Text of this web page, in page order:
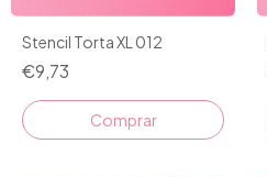
Stencil Torta XL 012
€9,73